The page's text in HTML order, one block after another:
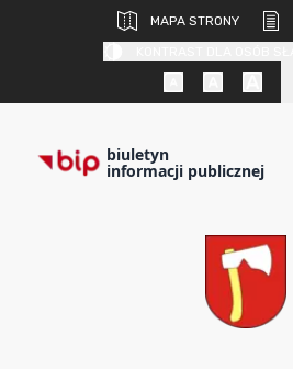
MAPA STRONY
biuletyn
informacji publicznej